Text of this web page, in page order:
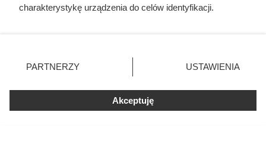
charakterystykę urządzenia do celów identyfikacji.
zmienić/wycofać klikając przycisk ustawień prywatności
znajdujący się w lewym dolnym rogu strony. Niektóre
użytkownika, ale masz prawo sprzeciwić się takiemu
przetwarzaniu. Preferencje będą miały zastosowania tylko
PARTNERZY USTAWIENIA
Akceptuję